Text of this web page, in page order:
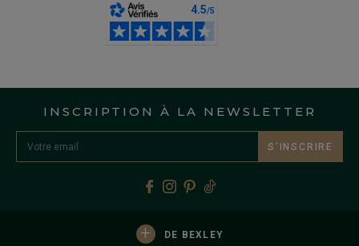
INSCRIPTION À LA NEWSLETTER
S’INSCRIRE
+ DE BEXLEY